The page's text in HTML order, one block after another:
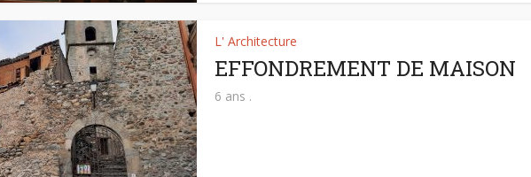
L' Architecture
EFFONDREMENT DE MAISON
6 ans .